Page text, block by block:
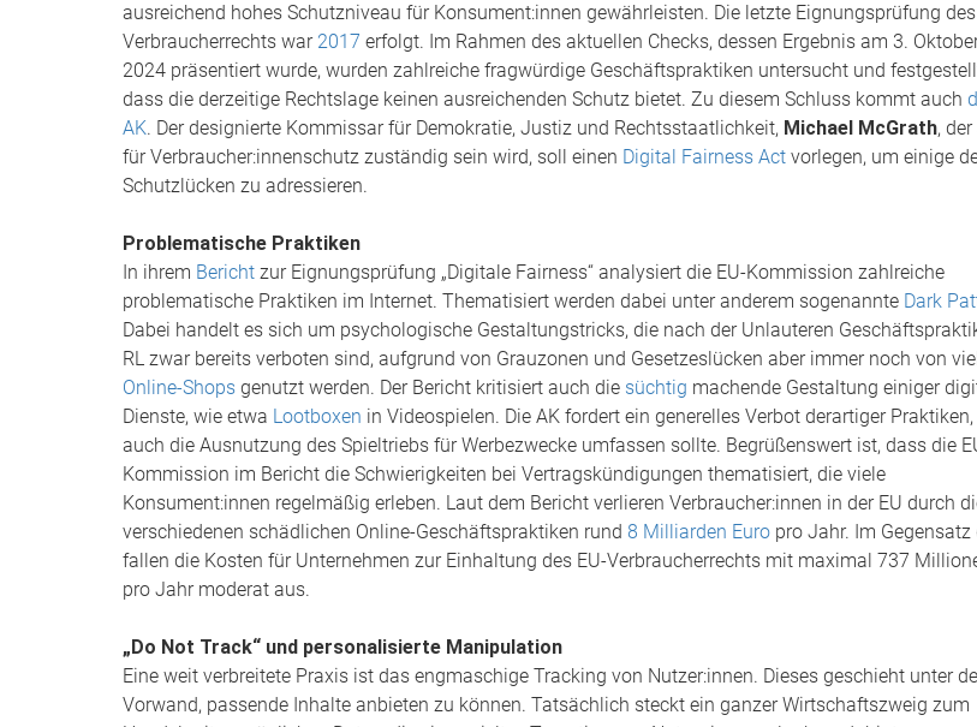
ausreichend hohes Schutzniveau für Konsument:innen gewährleisten. Die letzte Eignungsprüfung
Verbraucherrechts war 2017 erfolgt. Im Rahmen des aktuellen Checks, dessen Ergebnis am 3.
2024 präsentiert wurde, wurden zahlreiche fragwürdige Geschäftspraktiken untersucht und
dass die derzeitige Rechtslage keinen ausreichenden Schutz bietet. Zu diesem Schluss kommt auch
AK. Der designierte Kommissar für Demokratie, Justiz und Rechtsstaatlichkeit, Michael McGrath,
für Verbraucher:innenschutz zuständig sein wird, soll einen Digital Fairness Act vorlegen, um einige
Schutzlücken zu adressieren.
Problematische Praktiken
In ihrem Bericht zur Eignungsprüfung „Digitale Fairness“ analysiert die EU-Kommission zahlreiche
problematische Praktiken im Internet. Thematisiert werden dabei unter anderem sogenannte Dark
Dabei handelt es sich um psychologische Gestaltungstricks, die nach der Unlauteren
RL zwar bereits verboten sind, aufgrund von Grauzonen und Gesetzeslücken aber immer noch von
Online-Shops genutzt werden. Der Bericht kritisiert auch die süchtig machende Gestaltung einiger
Dienste, wie etwa Lootboxen in Videospielen. Die AK fordert ein generelles Verbot derartiger
auch die Ausnutzung des Spieltriebs für Werbezwecke umfassen sollte. Begrüßenswert ist, dass die
Kommission im Bericht die Schwierigkeiten bei Vertragskündigungen thematisiert, die viele
Konsument:innen regelmäßig erleben. Laut dem Bericht verlieren Verbraucher:innen in der EU durch
verschiedenen schädlichen Online-Geschäftspraktiken rund 8 Milliarden Euro pro Jahr. Im Gegensatz
fallen die Kosten für Unternehmen zur Einhaltung des EU-Verbraucherrechts mit maximal 737
pro Jahr moderat aus.
„Do Not Track“ und personalisierte Manipulation
Eine weit verbreitete Praxis ist das engmaschige Tracking von Nutzer:innen. Dieses geschieht unter
Vorwand, passende Inhalte anbieten zu können. Tatsächlich steckt ein ganzer Wirtschaftszweig zum